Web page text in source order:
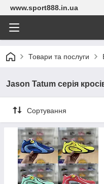
www.sport888.in.ua
Товари та послуги
Jason Tatum серія
Сортування